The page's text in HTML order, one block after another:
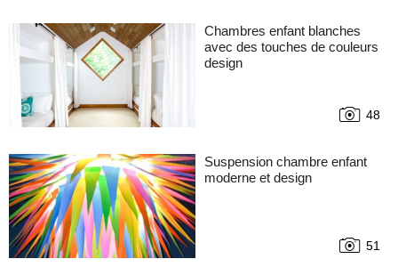
Chambres enfant blanches
avec des touches de couleurs
design
48
Suspension chambre enfant
moderne et design
51